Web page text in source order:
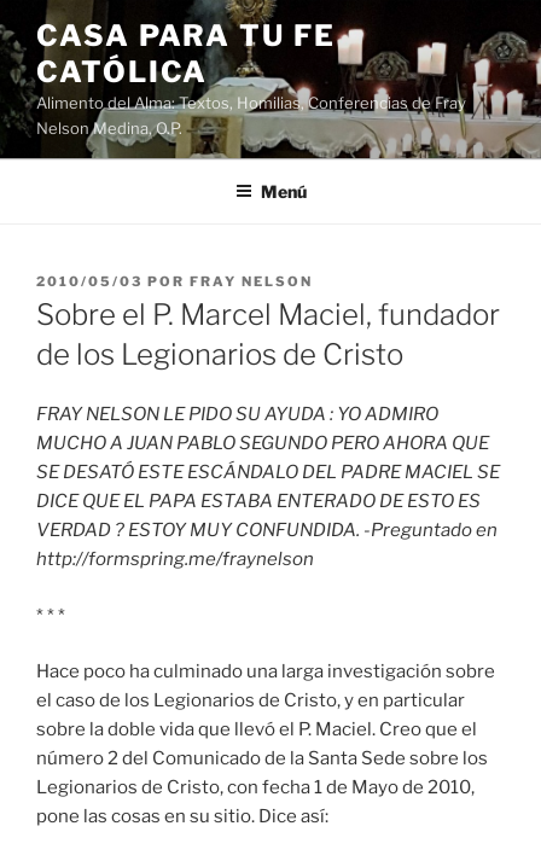
Saltar
al
contenido
CASA PARA TU FE
CATÓLICA
Alimento del Alma: Textos, Homilias, Conferencias de Fray
Nelson Medina, O.P.
Menú
PUBLICADO
EL
2010/05/03 POR FRAY NELSON
Sobre el P. Marcel Maciel, fundador
de los Legionarios de Cristo
FRAY NELSON LE PIDO SU AYUDA : YO ADMIRO
MUCHO A JUAN PABLO SEGUNDO PERO AHORA QUE
SE DESATÓ ESTE ESCÁNDALO DEL PADRE MACIEL SE
DICE QUE EL PAPA ESTABA ENTERADO DE ESTO ES
VERDAD ? ESTOY MUY CONFUNDIDA. -Preguntado en
http://formspring.me/fraynelson
* * *
Hace poco ha culminado una larga investigación sobre
el caso de los Legionarios de Cristo, y en particular
sobre la doble vida que llevó el P. Maciel. Creo que el
número 2 del Comunicado de la Santa Sede sobre los
Legionarios de Cristo, con fecha 1 de Mayo de 2010,
pone las cosas en su sitio. Dice así: